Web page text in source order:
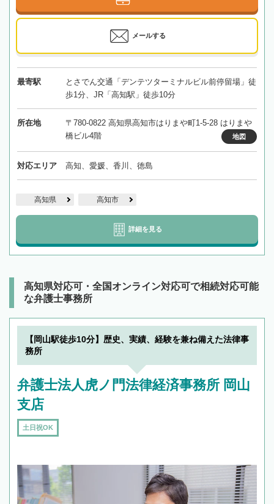
メールする
最寄駅
とさでん交通「デンテツターミナルビル前停留場」徒
歩1分、JR「高知駅」徒歩10分
所在地
〒780-0822 高知県高知市はりまや町1-5-28 はりまや
橋ビル4階
地図
対応エリア 高知、愛媛、香川、徳島
高知県 高知市
詳細を見る
高知県対応可・全国オンライン対応可で相続対応可能
な弁護士事務所
【岡山駅徒歩10分】歴史、実績、経験を兼ね備えた法律事
務所
弁護士法人虎ノ門法律経済事務所 岡山
支店
土日祝OK